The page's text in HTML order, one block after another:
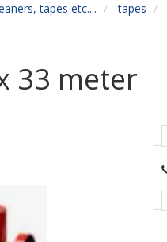
tapes etc.... tapes
33 meter